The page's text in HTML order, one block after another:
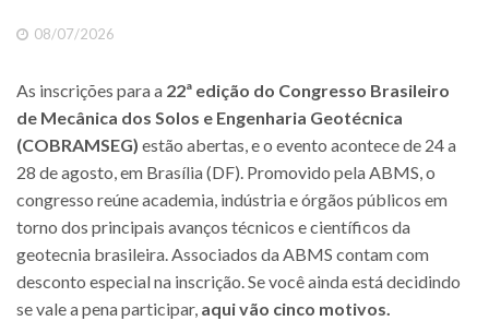
08/07/2026
As inscrições para a 22ª edição do Congresso Brasileiro
de Mecânica dos Solos e Engenharia Geotécnica
(COBRAMSEG) estão abertas, e o evento acontece de 24 a
28 de agosto, em Brasília (DF). Promovido pela ABMS, o
congresso reúne academia, indústria e órgãos públicos em
torno dos principais avanços técnicos e científicos da
geotecnia brasileira. Associados da ABMS contam com
desconto especial na inscrição. Se você ainda está decidindo
se vale a pena participar, aqui vão cinco motivos.